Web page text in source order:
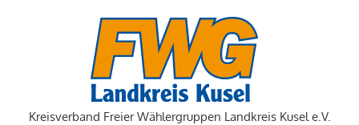
Kreisverband Freier Wählergruppen Landkreis Kusel e.V.